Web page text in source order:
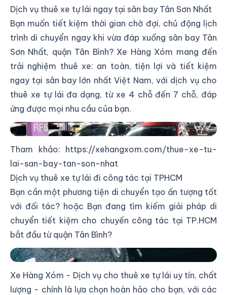
Dịch vụ thuê xe tự lái ngay tại sân bay Tân Sơn Nhất
Bạn muốn tiết kiệm thời gian chờ đợi, chủ động lịch
trình di chuyển ngay khi vừa đáp xuống sân bay Tân
Sơn Nhất, quận Tân Bình? Xe Hàng Xóm mang đến
trải nghiệm thuê xe: an toàn, tiện lợi và tiết kiệm
ngay tại sân bay lớn nhất Việt Nam, với dịch vụ cho
thuê xe tự lái đa dạng, từ xe 4 chỗ đến 7 chỗ, đáp
ứng được mọi nhu cầu của bạn.
Nhận xe và trả xe tại sân bay Tân Sơn Nhất
Tham khảo: https://xehangxom.com/thue-xe-tu-
lai-san-bay-tan-son-nhat
Dịch vụ thuê xe tự lái đi công tác tại TPHCM
Bạn cần một phương tiện di chuyển tạo ấn tượng tốt
với đối tác? hoặc Bạn đang tìm kiếm giải pháp di
chuyển tiết kiệm cho chuyến công tác tại TP.HCM
bắt đầu từ quận Tân Bình?
Dịch vụ Thuê Xe Tự Lái Đi Công Tác
Xe Hàng Xóm - Dịch vụ cho thuê xe tự lái uy tín, chất
lượng - chính là lựa chọn hoàn hảo cho bạn, với các